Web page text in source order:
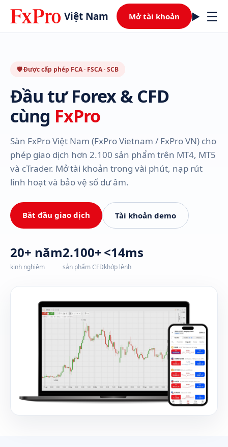
Việt Nam Mở tài khoản ☰
🛡 Được cấp phép FCA · FSCA · SCB
Đầu tư Forex & CFD
cùng FxPro
Sàn FxPro Việt Nam (FxPro Vietnam / FxPro VN) cho
phép giao dịch hơn 2.100 sản phẩm trên MT4, MT5
và cTrader. Mở tài khoản trong vài phút, nạp rút
linh hoạt và bảo vệ số dư âm.
Bắt đầu giao dịch Tài khoản demo
20+ năm
kinh nghiệm
2.100+
sản phẩm CFD
<14ms
khớp lệnh